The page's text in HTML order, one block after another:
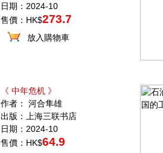
日期：2024-10
售價：HK$273.7
放入購物車
《 中年危机 》
作者： 河合隼雄
出版：上海三联书店
日期：2024-10
售價：HK$64.9